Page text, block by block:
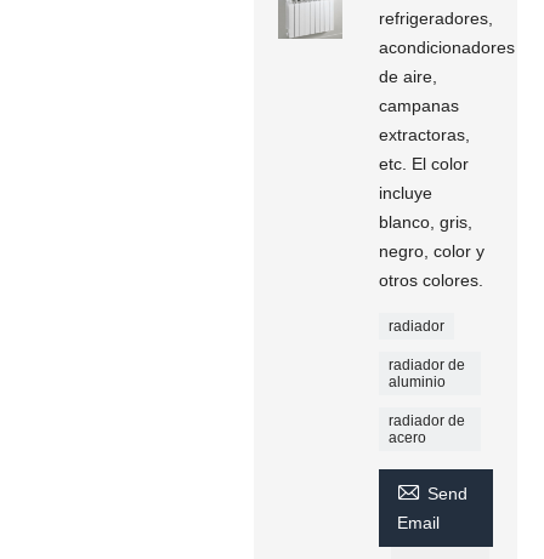
refrigeradores,
acondicionadores
de aire,
campanas
extractoras,
etc. El color
incluye
blanco, gris,
negro, color y
otros colores.
radiador
radiador de
aluminio
radiador de
acero
 Send
Email